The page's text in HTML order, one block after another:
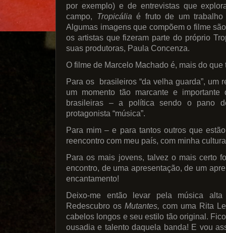
por exemplo) e de entrevistas que
campo, Tropicáliaé fruto de um trabalho
Algumas imagens que compõem o filme
os artistas que fizeram parte do próprio
suas produtoras, Paula Concenza.
O filme de Marcelo Machado é, mais do que
Para os brasileiros “da velha guarda”, um
um momento tão marcante e
brasileiras – a política sendo o pano
protagonista “música”.
Para mim – e para tantos outros que
reencontro com meu país, com minha
Para os mais jovens, talvez o mais certo
encontro, de uma apresentação, de um
encantamento!
Deixo-me então levar pela música
Redescubro os Mutantes, com uma Rita
cabelos longos e seu estilo tão original.
ousadia e talento daquela banda! E vou